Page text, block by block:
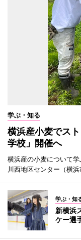
学ぶ・知る
横浜産小麦でス
学校」開催へ
横浜産の小麦について
川西地区センター（横
学ぶ・知
新横浜
ケー選